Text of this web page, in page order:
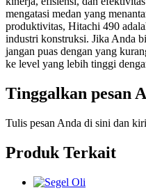
mengatasi medan yang
produktivitas, Hitachi 490
industri konstruksi. Jika Anda
jangan puas dengan yang
ke level yang lebih tinggi
Tinggalkan pesan
Tulis pesan Anda di sini dan
Produk Terkait